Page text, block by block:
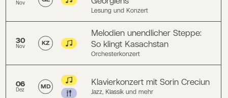
Nov
Lesung und Konzert
30
Nov
KZ
Melodien unendlicher Steppe:
So klingt Kasachstan
Orchesterkonzert
06
Dez
MD
Klavierkonzert mit Sorin Creciun
Jazz, Klassik und mehr